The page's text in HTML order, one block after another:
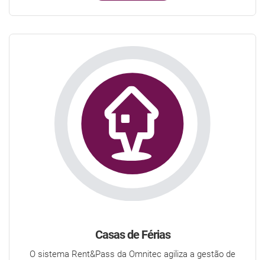
Casas de Férias
O sistema Rent&Pass da Omnitec agiliza a gestão de